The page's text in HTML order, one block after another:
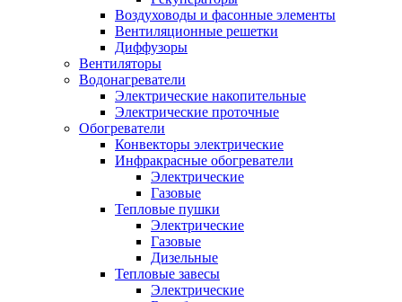
Воздуховоды и фасонные элементы
Вентиляционные решетки
Диффузоры
Вентиляторы
Водонагреватели
Электрические накопительные
Электрические проточные
Обогреватели
Конвекторы электрические
Инфракрасные обогреватели
Электрические
Газовые
Тепловые пушки
Электрические
Газовые
Дизельные
Тепловые завесы
Электрические